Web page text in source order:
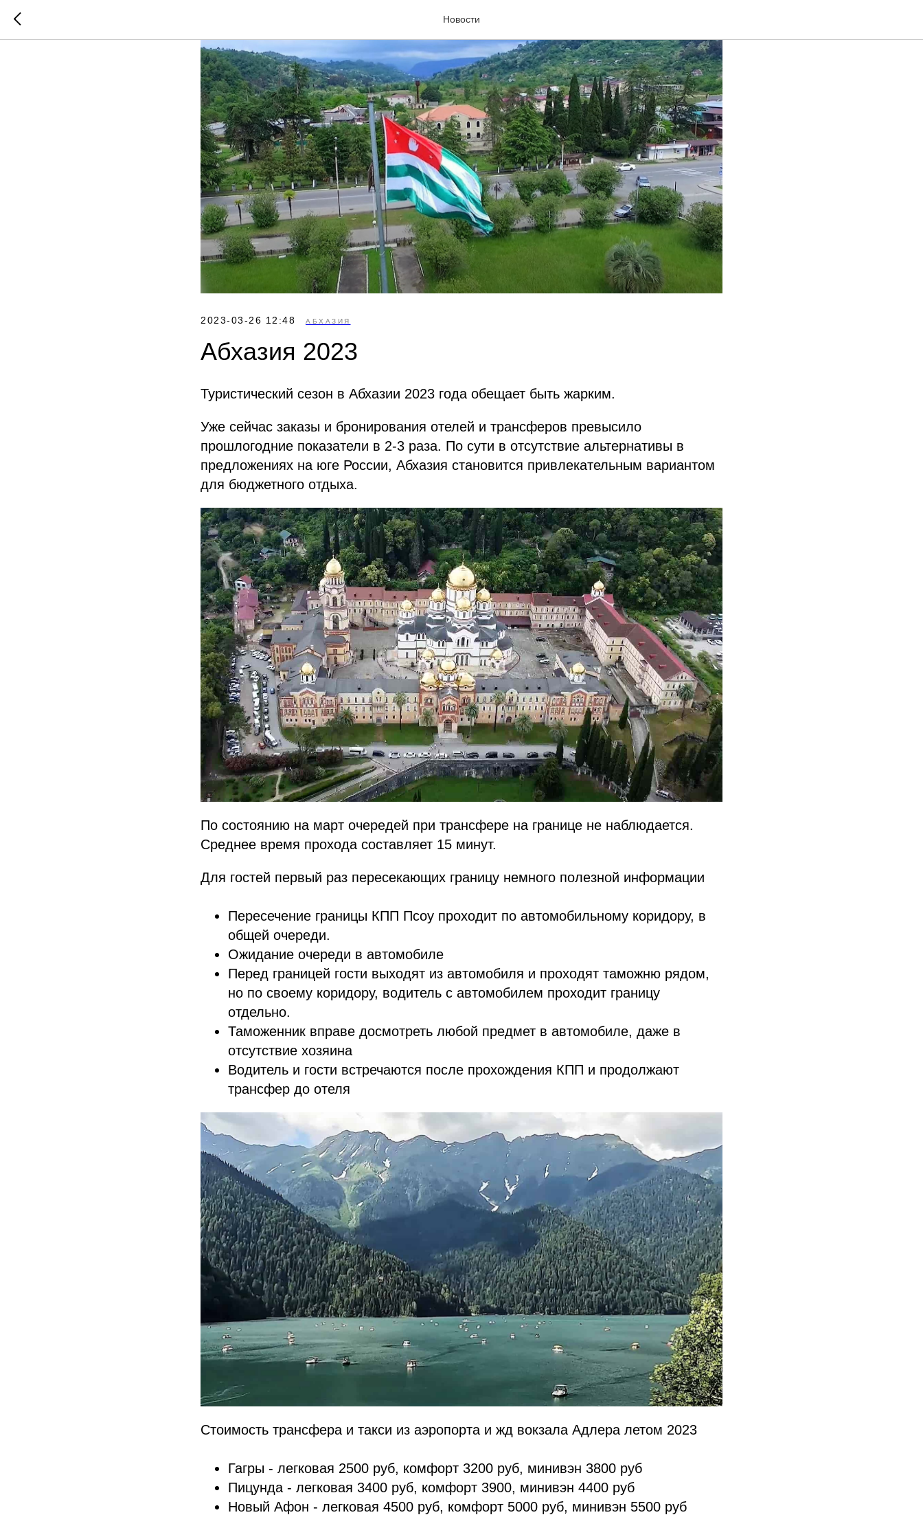
Новости
2023-03-26 12:48 АБХАЗИЯ
Абхазия 2023
Туристический сезон в Абхазии 2023 года обещает быть жарким.
Уже сейчас заказы и бронирования отелей и трансферов превысило
прошлогодние показатели в 2-3 раза. По сути в отсутствие альтернативы в
предложениях на юге России, Абхазия становится привлекательным вариантом
для бюджетного отдыха.
По состоянию на март очередей при трансфере на границе не наблюдается.
Среднее время прохода составляет 15 минут.
Для гостей первый раз пересекающих границу немного полезной информации
Пересечение границы КПП Псоу проходит по автомобильному коридору, в
общей очереди.
Ожидание очереди в автомобиле
Перед границей гости выходят из автомобиля и проходят таможню рядом,
но по своему коридору, водитель с автомобилем проходит границу
отдельно.
Таможенник вправе досмотреть любой предмет в автомобиле, даже в
отсутствие хозяина
Водитель и гости встречаются после прохождения КПП и продолжают
трансфер до отеля
Стоимость трансфера и такси из аэропорта и жд вокзала Адлера летом 2023
Гагры - легковая 2500 руб, комфорт 3200 руб, минивэн 3800 руб
Пицунда - легковая 3400 руб, комфорт 3900, минивэн 4400 руб
Новый Афон - легковая 4500 руб, комфорт 5000 руб, минивэн 5500 руб